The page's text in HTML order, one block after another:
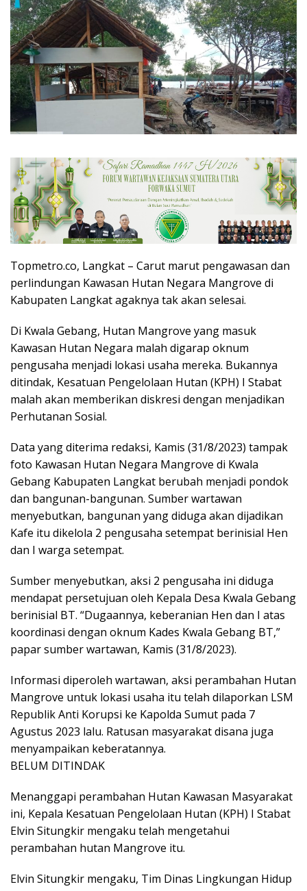
Topmetro.co, Langkat – Carut marut pengawasan dan
perlindungan Kawasan Hutan Negara Mangrove di
Kabupaten Langkat agaknya tak akan selesai.
Di Kwala Gebang, Hutan Mangrove yang masuk
Kawasan Hutan Negara malah digarap oknum
pengusaha menjadi lokasi usaha mereka. Bukannya
ditindak, Kesatuan Pengelolaan Hutan (KPH) I Stabat
malah akan memberikan diskresi dengan menjadikan
Perhutanan Sosial.
Data yang diterima redaksi, Kamis (31/8/2023) tampak
foto Kawasan Hutan Negara Mangrove di Kwala
Gebang Kabupaten Langkat berubah menjadi pondok
dan bangunan-bangunan. Sumber wartawan
menyebutkan, bangunan yang diduga akan dijadikan
Kafe itu dikelola 2 pengusaha setempat berinisial Hen
dan I warga setempat.
Sumber menyebutkan, aksi 2 pengusaha ini diduga
mendapat persetujuan oleh Kepala Desa Kwala Gebang
berinisial BT. “Dugaannya, keberanian Hen dan I atas
koordinasi dengan oknum Kades Kwala Gebang BT,”
papar sumber wartawan, Kamis (31/8/2023).
Informasi diperoleh wartawan, aksi perambahan Hutan
Mangrove untuk lokasi usaha itu telah dilaporkan LSM
Republik Anti Korupsi ke Kapolda Sumut pada 7
Agustus 2023 lalu. Ratusan masyarakat disana juga
menyampaikan keberatannya.
BELUM DITINDAK
Menanggapi perambahan Hutan Kawasan Masyarakat
ini, Kepala Kesatuan Pengelolaan Hutan (KPH) I Stabat
Elvin Situngkir mengaku telah mengetahui
perambahan hutan Mangrove itu.
Elvin Situngkir mengaku, Tim Dinas Lingkungan Hidup